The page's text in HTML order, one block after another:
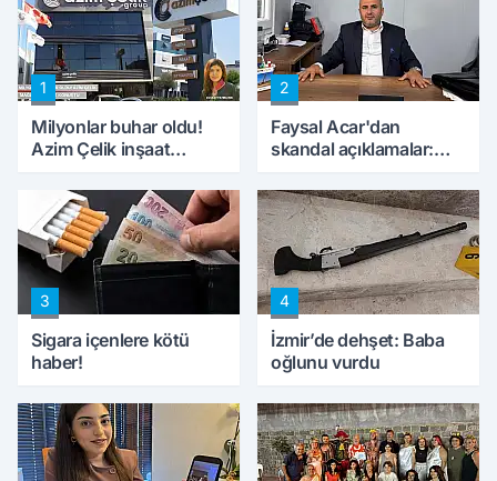
1
Milyonlar buhar oldu!
Azim Çelik inşaat
konuştu
2
Faysal Acar'dan
skandal açıklamalar:
peynircilerimizi de
kıskaca aldı, müdahale
ettik'
3
Sigara içenlere kötü
haber!
4
İzmir’de dehşet: Baba
oğlunu vurdu